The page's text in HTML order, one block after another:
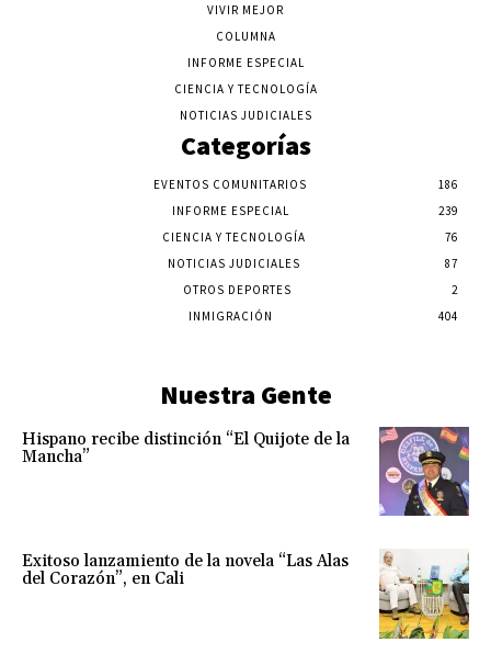
VIVIR MEJOR
COLUMNA
INFORME ESPECIAL
CIENCIA Y TECNOLOGÍA
NOTICIAS JUDICIALES
Categorías
EVENTOS COMUNITARIOS
186
INFORME ESPECIAL
239
CIENCIA Y TECNOLOGÍA
76
NOTICIAS JUDICIALES
87
OTROS DEPORTES
2
INMIGRACIÓN
404
Nuestra Gente
Hispano recibe distinción “El Quijote de la
Mancha”
Exitoso lanzamiento de la novela “Las Alas
del Corazón”, en Cali